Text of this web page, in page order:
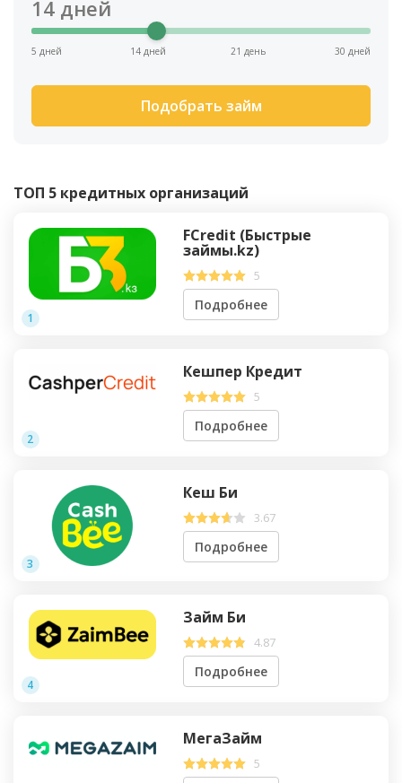
14 дней
5 дней 14 дней 21 день 30 дней
Подобрать займ
ТОП 5 кредитных организаций
1
FCredit (Быстрые
займы.kz)
5
Подробнее
2
Кешпер Кредит
5
Подробнее
3
Кеш Би
3.67
Подробнее
4
Займ Би
4.87
Подробнее
МегаЗайм
5